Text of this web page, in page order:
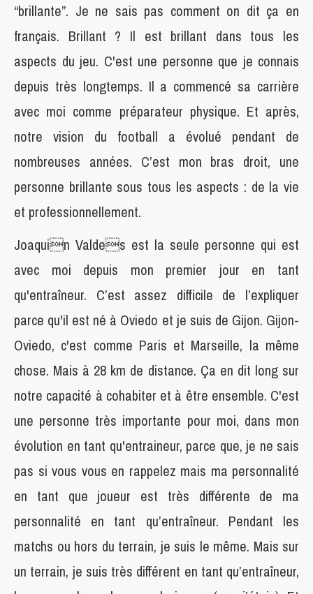
“brillante”. Je ne sais pas comment on dit ça en
français. Brillant ? Il est brillant dans tous les
aspects du jeu. C'est une personne que je connais
depuis très longtemps. Il a commencé sa carrière
avec moi comme préparateur physique. Et après,
notre vision du football a évolué pendant de
nombreuses années. C’est mon bras droit, une
personne brillante sous tous les aspects : de la vie
et professionnellement.
Joaquin Valdes est la seule personne qui est
avec moi depuis mon premier jour en tant
qu'entraîneur. C’est assez difficile de l’expliquer
parce qu'il est né à Oviedo et je suis de Gijon. Gijon-
Oviedo, c'est comme Paris et Marseille, la même
chose. Mais à 28 km de distance. Ça en dit long sur
notre capacité à cohabiter et à être ensemble. C'est
une personne très importante pour moi, dans mon
évolution en tant qu'entraineur, parce que, je ne sais
pas si vous vous en rappelez mais ma personnalité
en tant que joueur est très différente de ma
personnalité en tant qu’entraîneur. Pendant les
matchs ou hors du terrain, je suis le même. Mais sur
un terrain, je suis très différent en tant qu’entraîneur,